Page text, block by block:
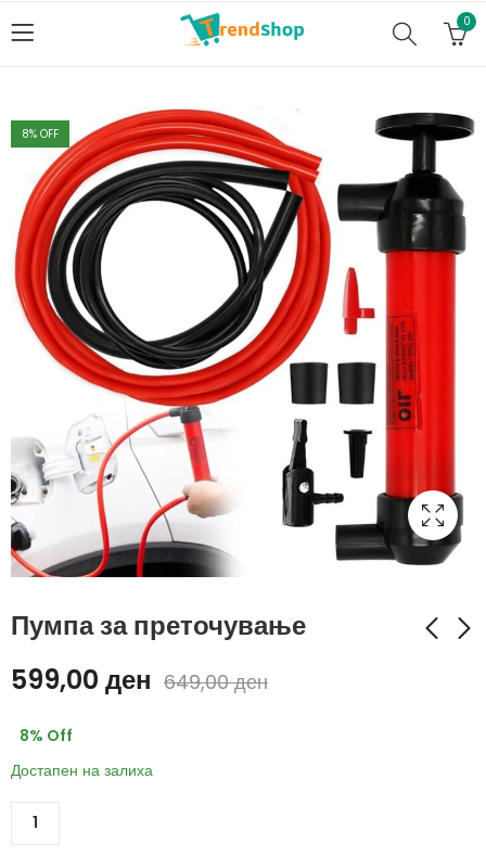
0
8% OFF
Пумпа за преточување
599,00 ден 649,00ден
8% Off
Достапен на залиха